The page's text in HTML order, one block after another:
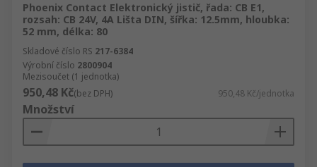
Phoenix Contact Elektronický jistič, řada: CB E1,
rozsah: CB 24V, 4A Lišta DIN, šířka: 12.5mm, hloubka:
52 mm, délka: 80
Skladové číslo RS 217-6384
Výrobní číslo 2800904
Mezisoučet (1 jednotka)
950,48 Kč(bez DPH) 950,48 Kč/jednotka
Množství